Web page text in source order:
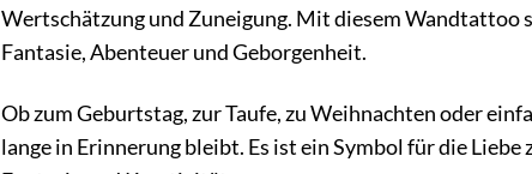
Wertschätzung und Zuneigung. Mit diesem Wandtattoo
Fantasie, Abenteuer und Geborgenheit.
Ob zum Geburtstag, zur Taufe, zu Weihnachten oder
lange in Erinnerung bleibt. Es ist ein Symbol für die